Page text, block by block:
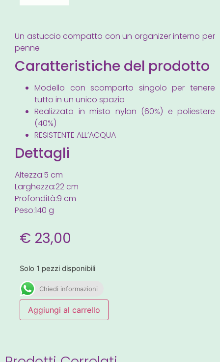
Un astuccio compatto con un organizer interno per
penne
Caratteristiche del prodotto
Modello con scomparto singolo per tenere
tutto in un unico spazio
Realizzato in misto nylon (60%) e poliestere
(40%)
RESISTENTE ALL’ACQUA
Dettagli
Altezza:5 cm
Larghezza:22 cm
Profondità:9 cm
Peso:140 g
€ 23,00
Solo 1 pezzi disponibili
Chiedi informazioni
Aggiungi al carrello